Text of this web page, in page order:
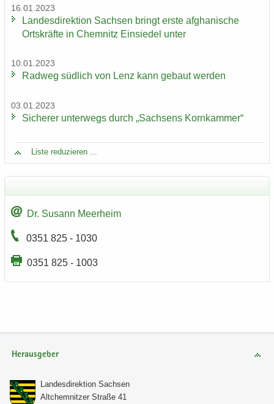
16.01.2023
Lan­des­di­rek­ti­on Sach­sen bringt erste af­gha­ni­sche
Orts­kräf­te in Chem­nitz Ein­sie­del unter
10.01.2023
Rad­weg süd­lich von Lenz kann ge­baut wer­den
03.01.2023
Si­che­rer un­ter­wegs durch „Sach­sens Korn­kam­mer“
Liste re­du­zie­ren ...
Dr. Su­sann Meer­heim
0351 825 - 1030
0351 825 - 1003
Herausgeber
Lan­des­di­rek­ti­on Sach­sen
Alt­chem­nit­zer Stra­ße 41